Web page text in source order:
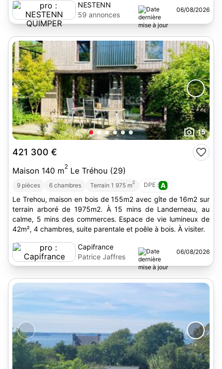
NESTENN
QUIMPER
59 annonces
06/08/2026
15
421 300 €
Maison 140 m2 Le Tréhou (29)
9 pièces 6 chambres Terrain 1 975 m2 DPE : A
Le Trehou, maison en bois de 155m2 avec gîte de 16m2 sur
terrain arboré de 1975m2. À 15 mins de Landerneau, au
calme, 5 mins des commerces. Espace de vie lumineux de
42m², 4 chambres, suite parentale et poêle à bois. À visiter.
Capifrance
Patrice Jaffres
06/08/2026